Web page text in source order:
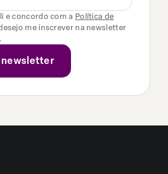
e concordo com a Política de
me inscrever na newsletter